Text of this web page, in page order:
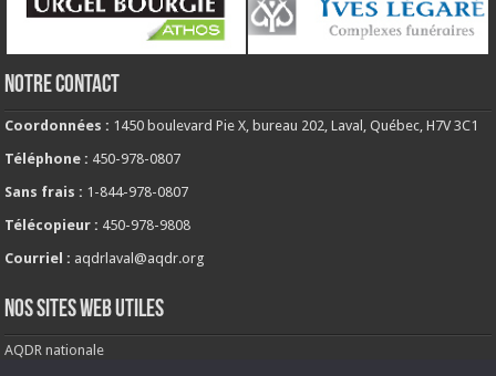
NOTRE CONTACT
Coordonnées : 1450 boulevard Pie X, bureau 202, Laval, Québec, H7V 3C1
Téléphone : 450-978-0807
Sans frais : 1-844-978-0807
Télécopieur : 450-978-9808
Courriel : aqdrlaval@aqdr.org
NOS SITES WEB UTILES
AQDR nationale